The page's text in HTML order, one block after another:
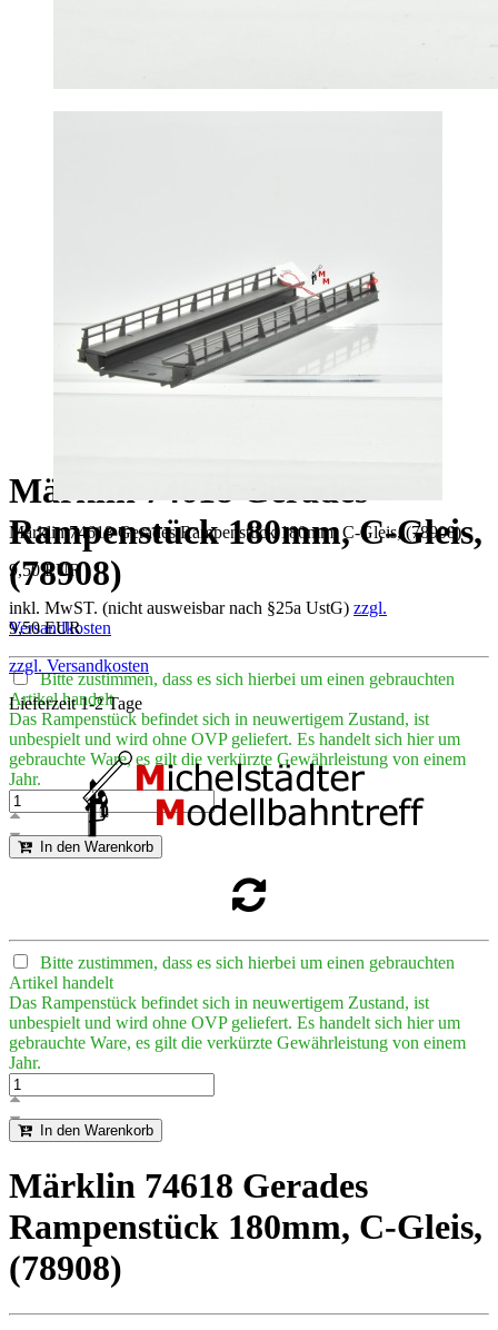
Märklin 74618 Gerades Rampenstück 180mm, C-Gleis, (78908)
9,50 EUR
inkl. MwST. (nicht ausweisbar nach §25a UstG) zzgl.
Versandkosten
Bitte zustimmen, dass es sich hierbei um einen gebrauchten
Artikel handelt
Das Rampenstück befindet sich in neuwertigem Zustand, ist
unbespielt und wird ohne OVP geliefert. Es handelt sich hier um
gebrauchte Ware, es gilt die verkürzte Gewährleistung von einem
Jahr.
In den Warenkorb
Märklin 74618 Gerades
Rampenstück 180mm, C-Gleis,
(78908)
9,50 EUR
zzgl. Versandkosten
Lieferzeit 1-2 Tage
Bitte zustimmen, dass es sich hierbei um einen gebrauchten
Artikel handelt
Das Rampenstück befindet sich in neuwertigem Zustand, ist
unbespielt und wird ohne OVP geliefert. Es handelt sich hier um
gebrauchte Ware, es gilt die verkürzte Gewährleistung von einem
Jahr.
In den Warenkorb
Märklin 74618 Gerades
Rampenstück 180mm, C-Gleis,
(78908)